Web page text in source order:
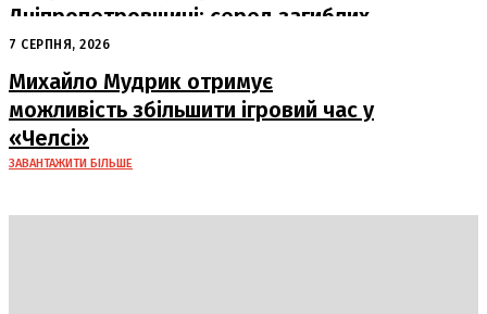
Дніпропетровщині: серед загиблих
– працівники «Укрпошти»
7 СЕРПНЯ, 2026
Михайло Мудрик отримує
можливість збільшити ігровий час у
«Челсі»
ЗАВАНТАЖИТИ БІЛЬШЕ